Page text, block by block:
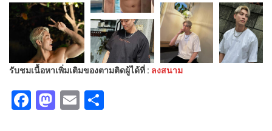
รับชมเนื้อหาเพิ่มเติมของตามติดผู้ได้ที่ : ลงสนาม
Facebook
Mastodon
Email